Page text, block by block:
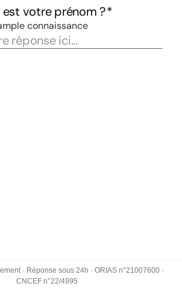
· Réponse sous 24h · ORIAS n°21007600 ·
CNCEF n°22/4995